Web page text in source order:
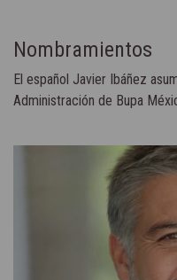
Nombramientos
El español Javier Ibáñez
Administración de Bupa